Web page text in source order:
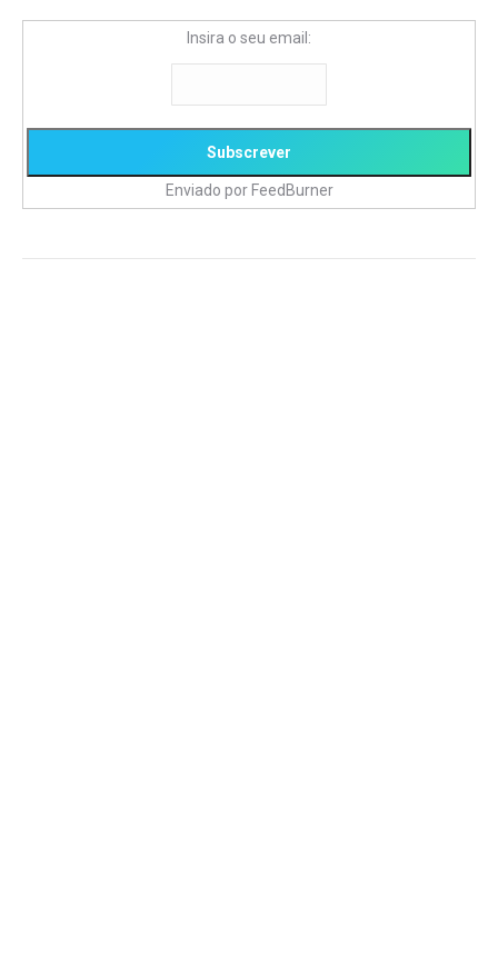
Insira o seu email:
Enviado por FeedBurner